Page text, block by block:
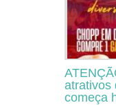
atrativos
começa